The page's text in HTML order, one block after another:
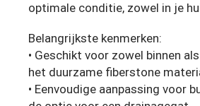
optimale conditie, zowel in je
Belangrijkste kenmerken:
• Geschikt voor zowel binnen
het duurzame fiberstone
• Eenvoudige aanpassing voor